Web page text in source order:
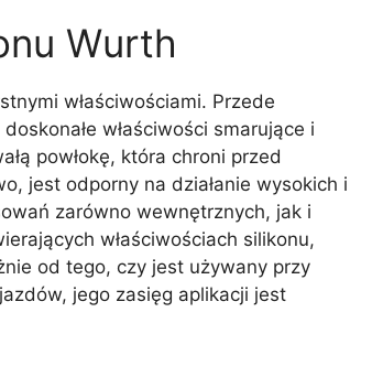
Wurth
właściwościami. Przede
właściwości smarujące i
powłokę, która chroni przed
jest odporny na działanie wysokich i
zarówno wewnętrznych, jak i
właściwościach silikonu,
od tego, czy jest używany przy
jego zasięg aplikacji jest